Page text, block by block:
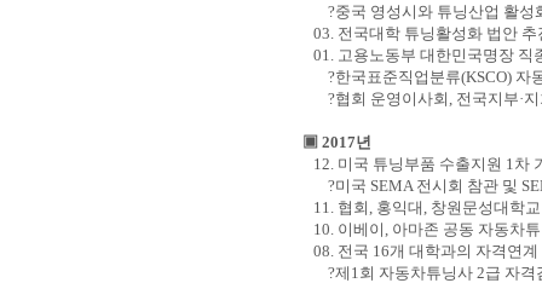
?중국 영성시와 튜닝산업 활성
03. 전국대학 튜닝활성화 법안
01. 고용노동부 대한민국명장 직
?한국표준직업분류(KSCO) 자
?협회 운영이사회 , 전국지부·
▣ 2017년
12. 미국 튜닝부품 수출지원 1차
?미국 SEMA 전시회 참관 및
11. 협회 , 홍익대 , 창원문성대학
10. 이베이 , 아마존 공동 자동차
08. 전국 16개 대학과의 자격연
?제 1회 자동차튜닝사 2급 자격